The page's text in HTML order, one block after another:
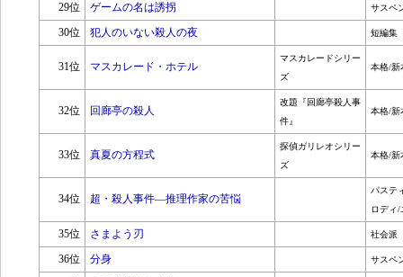
29位 ゲームの名は誘拐 サスペ
30位 犯人のいない殺人の夜 短編集
31位 マスカレード・ホテル
マスカレードシリー
ズ
本格/新
32位 回廊亭の殺人
改題『回廊亭殺人事
件』
本格/新
33位 真夏の方程式
探偵ガリレオシリー
ズ
本格/新
34位 超・殺人事件―推理作家の苦悩
パステ
ロディ/
35位 さまよう刃 社会派
36位 分身 サスペ